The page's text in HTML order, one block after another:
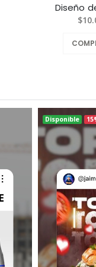
Diseño
Disponible